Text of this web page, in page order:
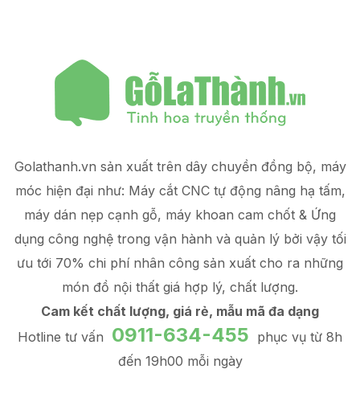
Golathanh.vn sản xuất trên dây chuyền đồng bộ, máy
móc hiện đại như: Máy cắt CNC tự động nâng hạ tấm,
máy dán nẹp cạnh gỗ, máy khoan cam chốt & Ứng
dụng công nghệ trong vận hành và quản lý bởi vậy tối
ưu tới 70% chi phí nhân công sản xuất cho ra những
món đồ nội thất giá hợp lý, chất lượng.
Cam kết chất lượng, giá rẻ, mẫu mã đa dạng
Hotline tư vấn 0911-634-455 phục vụ từ 8h
đến 19h00 mỗi ngày